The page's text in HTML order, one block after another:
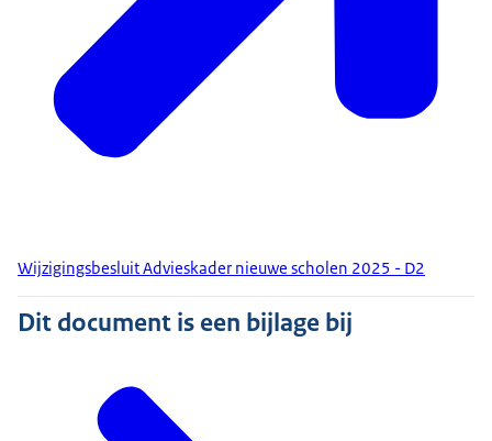
Wijzigingsbesluit Advieskader nieuwe scholen 2025 - D2
Dit document is een bijlage bij